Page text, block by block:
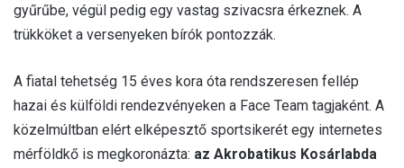
gyűrűbe, végül pedig egy vastag szivacsra érkeznek. A
trükköket a versenyeken bírók pontozzák.
A fiatal tehetség 15 éves kora óta rendszeresen fellép
hazai és külföldi rendezvényeken a Face Team tagjaként. A
közelmúltban elért elképesztő sportsikerét egy internetes
mérföldkő is megkoronázta: az Akrobatikus Kosárlabda